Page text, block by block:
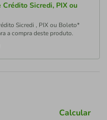
Crédito Sicredi, PIX ou
Sicredi , PIX ou Boleto*
a compra deste produto.
Calcular